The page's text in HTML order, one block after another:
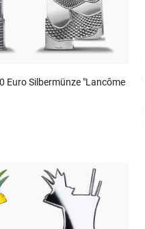
Euro Silbermünze "Lancôme